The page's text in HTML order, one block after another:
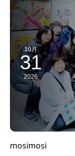
10月
31
2026
mosimosi